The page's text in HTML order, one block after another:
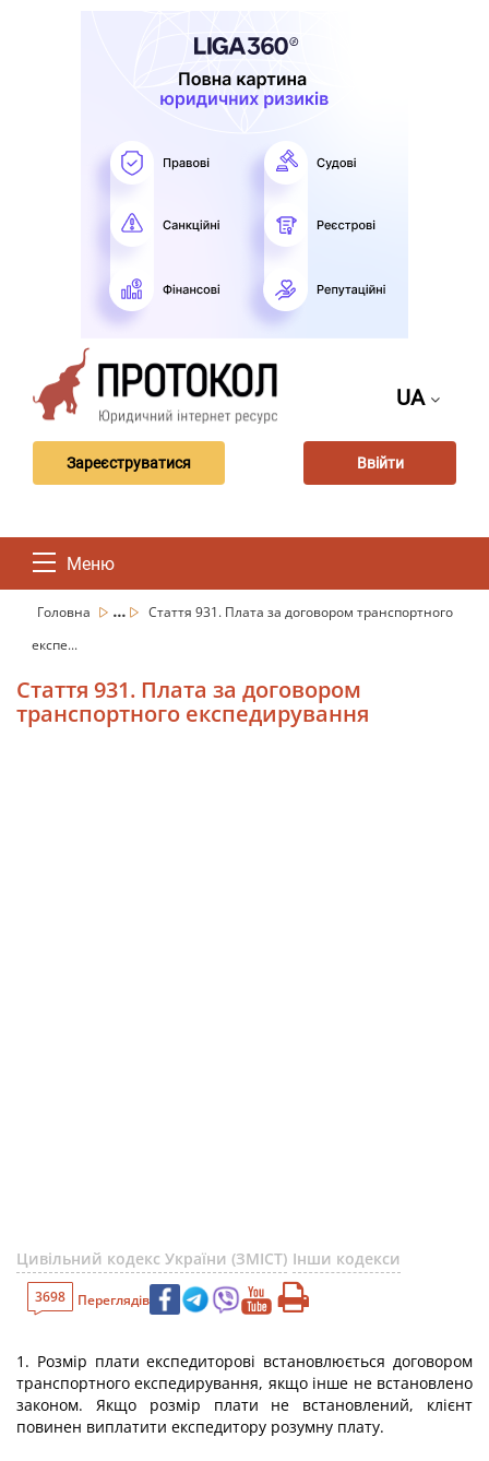
UA
Зареєструватися Ввійти
Меню
Головна ...
Стаття 931. Плата за договором транспортного
експе...
Стаття 931. Плата за договором
транспортного експедирування
Цивільний кодекс України (ЗМІСТ) Інши кодекси
3698 Переглядів
1. Розмір плати експедиторові встановлюється договором
транспортного експедирування, якщо інше не встановлено
законом. Якщо розмір плати не встановлений, клієнт
повинен виплатити експедитору розумну плату.